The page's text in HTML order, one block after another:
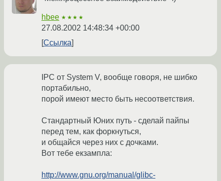
hbee ★★★★
27.08.2002 14:48:34 +00:00
Ссылка
IPC от System V, вообще говоря, не шибко
портабильно,
порой имеют место быть несоответствия.
Стандартный Юних путь - сделай пайпы
перед тем, как форкнуться,
и общайся через них с дочками.
Вот тебе екзампла:
http://www.gnu.org/manual/glibc-